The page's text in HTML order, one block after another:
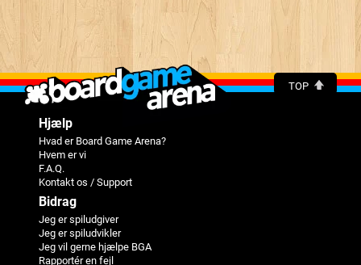
TOP
Hjælp
Hvad er Board Game Arena?
Hvem er vi
F.A.Q.
Kontakt os / Support
Bidrag
Jeg er spiludgiver
Jeg er spiludvikler
Jeg vil gerne hjælpe BGA
Rapportér en fejl